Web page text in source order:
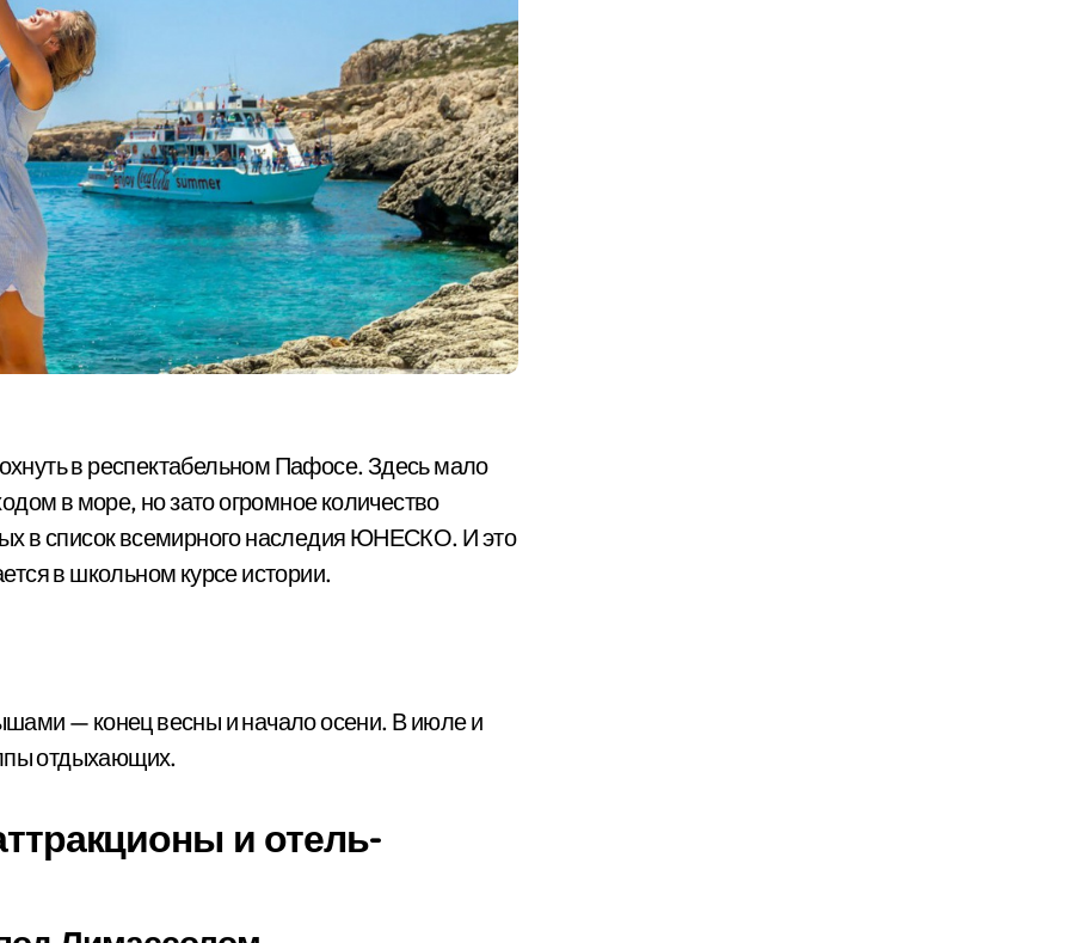
в респектабельном Пафосе. Здесь мало
в море, но зато огромное количество
в список всемирного наследия ЮНЕСКО. И это
в школьном курсе истории.
— конец весны и начало осени. В июле и
отдыхающих.
и отель-